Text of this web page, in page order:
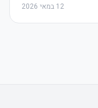
12 במאי 2026